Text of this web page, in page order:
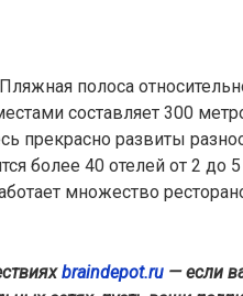
полоса
составляет 300
прекрасно развиты
более 40 отелей от 2 до
множество
braindepot.ru — если